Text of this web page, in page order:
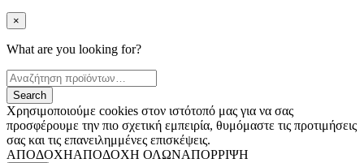
×
What are you looking for?
Χρησιμοποιούμε cookies στον ιστότοπό μας για να σας
προσφέρουμε την πιο σχετική εμπειρία, θυμόμαστε τις προτιμήσεις
σας και τις επανειλημμένες επισκέψεις.
ΑΠΟΔΟΧΗΑΠΟΔΟΧΗ ΟΛΩΝΑΠΟΡΡΙΨΗ